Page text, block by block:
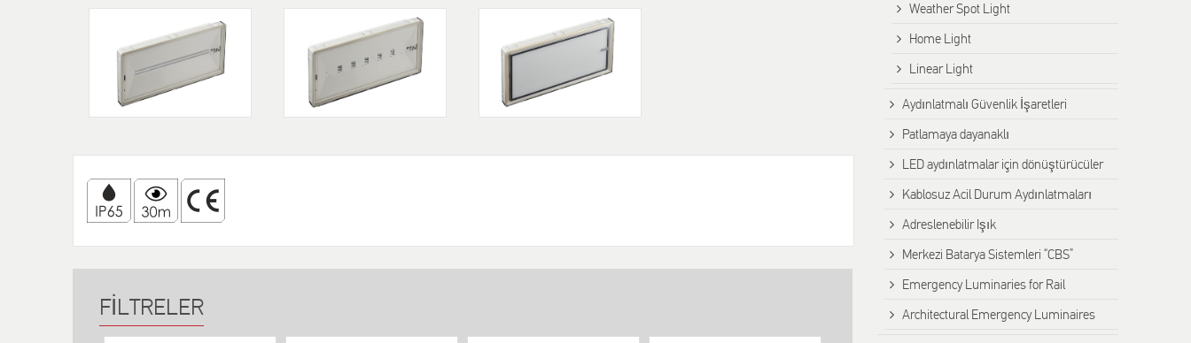
Weather Spot Light
Home Light
Linear Light
Aydınlatmalı Güvenlik İşaretleri
Patlamaya dayanaklı
LED aydınlatmalar için dönüştürücüler
Kablosuz Acil Durum Aydınlatmaları
Adreslenebilir Işık
Merkezi Batarya Sistemleri “CBS”
Emergency Luminaries for Rail
Architectural Emergency Luminaires